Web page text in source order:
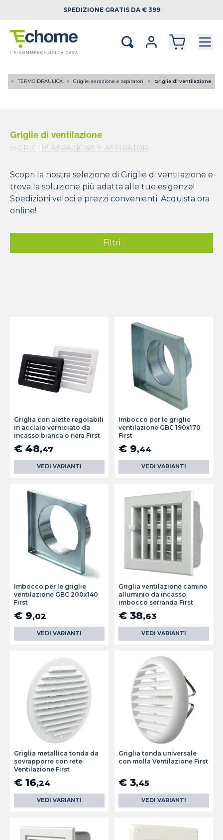
SPEDIZIONE GRATIS DA € 399
TERMOIDRAULICA Griglie aerazione e aspiratori Griglie di ventilazione
Griglie di ventilazione
in GRIGLIE AERAZIONE E ASPIRATORI
Scopri la nostra selezione di Griglie di ventilazione e
trova la soluzione più adatta alle tue esigenze!
Spedizioni veloci e prezzi convenienti. Acquista ora
online!
Filtri
Griglia con alette regolabili
in acciaio verniciato da
incasso bianca o nera First
€ 48,47
VEDI VARIANTI
Imbocco per le griglie
ventilazione GBC 190x170
First
€ 9,44
VEDI VARIANTI
Imbocco per le griglie
ventilazione GBC 200x140
First
€ 9,02
VEDI VARIANTI
Griglia ventilazione camino
alluminio da incasso
imbocco serranda First
€ 38,63
VEDI VARIANTI
Griglia metallica tonda da
sovrapporre con rete
Ventilazione First
€ 16,24
VEDI VARIANTI
Griglia tonda universale
con molla Ventilazione First
€ 3,45
VEDI VARIANTI